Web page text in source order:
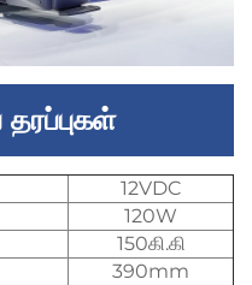
12VDC
120W
150கி.கி
390mm